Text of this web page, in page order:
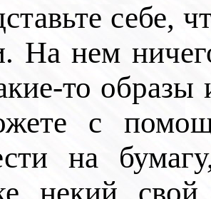
себе,
На нем
то образы
с
на